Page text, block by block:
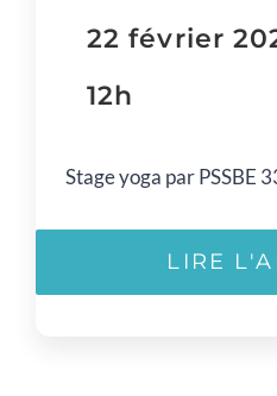
22 février
12h
Stage yoga par PSSBE
LIRE